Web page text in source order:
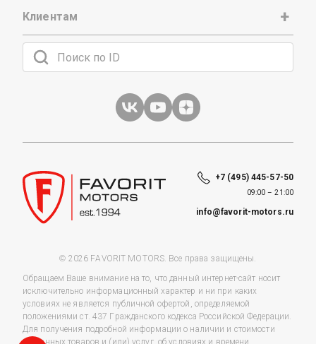
Клиентам
+7 (495) 445-57-50
09:00 – 21:00
info@favorit-motors.ru
© 2026 FAVORIT MOTORS. Все права защищены.
Обращаем Ваше внимание на то, что данный интернет-сайт носит
исключительно информационный характер и ни при каких
условиях не является публичной офертой, определяемой
положениями ст. 437 Гражданского кодекса Российской Федерации.
Для получения подробной информации о наличии и стоимости